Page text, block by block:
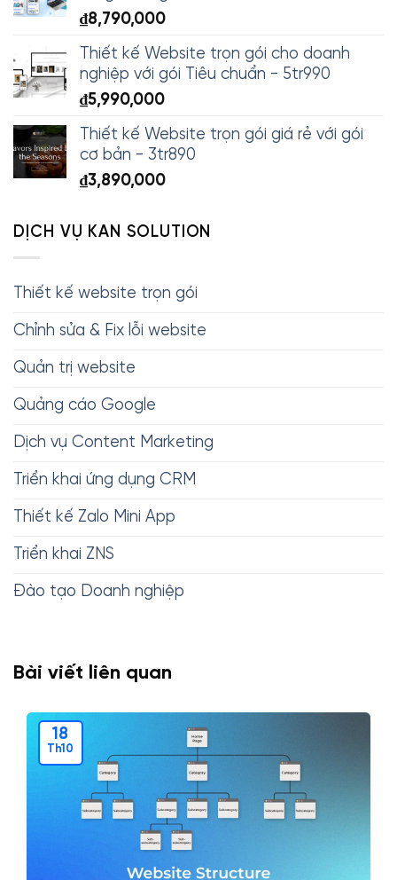
₫8,790,000
Thiết kế Website trọn gói cho doanh
nghiệp với gói Tiêu chuẩn - 5tr990
₫5,990,000
Thiết kế Website trọn gói giá rẻ với gói
cơ bản - 3tr890
₫3,890,000
DỊCH VỤ KAN SOLUTION
Thiết kế website trọn gói
Chỉnh sửa & Fix lỗi website
Quản trị website
Quảng cáo Google
Dịch vụ Content Marketing
Triển khai ứng dụng CRM
Thiết kế Zalo Mini App
Triển khai ZNS
Đào tạo Doanh nghiệp
Bài viết liên quan
18
Th10